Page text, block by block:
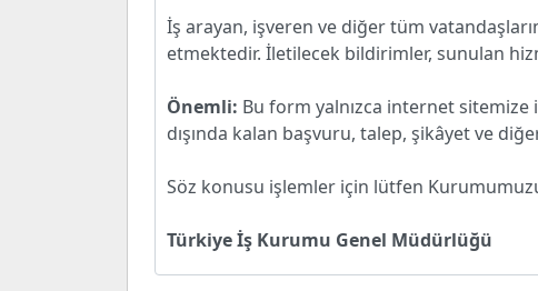
İş arayan, işveren ve diğer tüm
etmektedir. İletilecek bildirimler, sunulan
Önemli: Bu form yalnızca internet
dışında kalan başvuru, talep, şikâyet ve
Söz konusu işlemler için lütfen
Türkiye İş Kurumu Genel Müdürlüğü